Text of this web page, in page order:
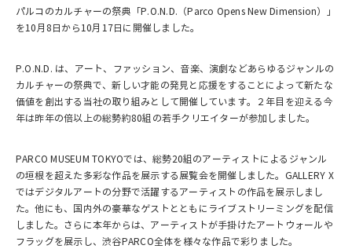
パルコのカルチャーの祭典「P.O.N.D.（Parco Opens New Dimension）」
を10月8日から10月17日に開催しました。
P.O.N.D. は、アート、ファッション、音楽、演劇などあらゆるジャンルの
カルチャーの祭典で、新しい才能の発見と応援をすることによって新たな
価値を創出する当社の取り組みとして開催しています。２年目を迎える今
年は昨年の倍以上の総勢約80組の若手クリエイターが参加しました。
PARCO MUSEUM TOKYOでは、総勢20組のアーティストによるジャンル
の垣根を超えた多彩な作品を展示する展覧会を開催しました。GALLERY X
ではデジタルアートの分野で活躍するアーティストの作品を展示しまし
た。他にも、国内外の豪華なゲストとともにライブストリーミングを配信
しました。さらに本年からは、アーティストが手掛けたアートウォールや
フラッグを展示し、渋谷PARCO全体を様々な作品で彩りました。